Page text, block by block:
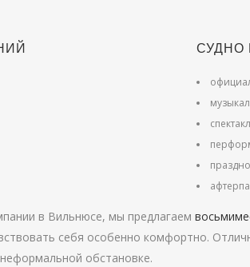
СУДНО
в Вильнюсе, мы предлагаем
себя особенно комфортно.
обстановке.